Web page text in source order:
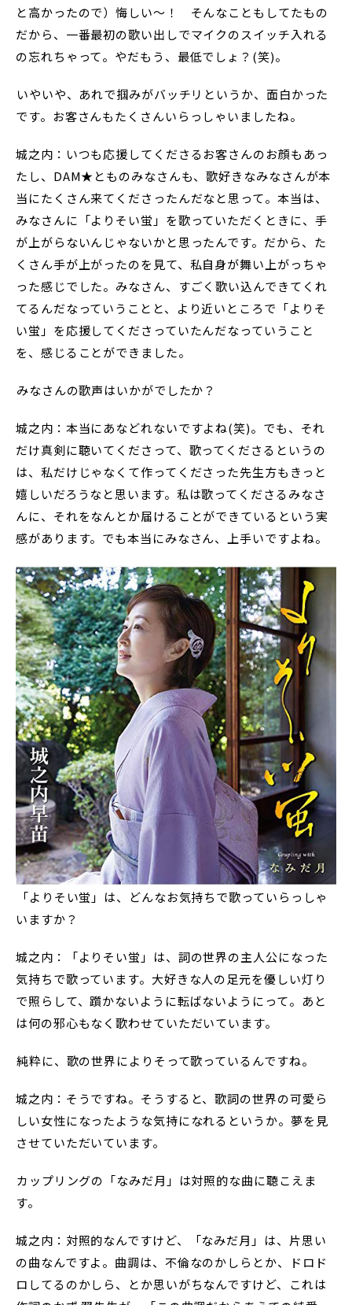
と高かったので）悔しい～！ そんなこともしてたもの
だから、一番最初の歌い出しでマイクのスイッチ入れる
の忘れちゃって。やだもう、最低でしょ？(笑)。
――いやいや、あれで掴みがバッチリというか、面白かった
です。お客さんもたくさんいらっしゃいましたね。
城之内：いつも応援してくださるお客さんのお顔もあっ
たし、DAM★とものみなさんも、歌好きなみなさんが本
当にたくさん来てくださったんだなと思って。本当は、
みなさんに「よりそい蛍」を歌っていただくときに、手
が上がらないんじゃないかと思ったんです。だから、た
くさん手が上がったのを見て、私自身が舞い上がっちゃ
った感じでした。みなさん、すごく歌い込んできてくれ
てるんだなっていうことと、より近いところで「よりそ
い蛍」を応援してくださっていたんだなっていうこと
を、感じることができました。
――みなさんの歌声はいかがでしたか？
城之内：本当にあなどれないですよね(笑)。でも、それ
だけ真剣に聴いてくださって、歌ってくださるというの
は、私だけじゃなくて作ってくださった先生方もきっと
嬉しいだろうなと思います。私は歌ってくださるみなさ
んに、それをなんとか届けることができているという実
感があります。でも本当にみなさん、上手いですよね。
――「よりそい蛍」は、どんなお気持ちで歌っていらっしゃ
いますか？
城之内：「よりそい蛍」は、詞の世界の主人公になった
気持ちで歌っています。大好きな人の足元を優しい灯り
で照らして、躓かないように転ばないようにって。あと
は何の邪心もなく歌わせていただいています。
――純粋に、歌の世界によりそって歌っているんですね。
城之内：そうですね。そうすると、歌詞の世界の可愛ら
しい女性になったような気持になれるというか。夢を見
させていただいています。
――カップリングの「なみだ月」は対照的な曲に聴こえま
す。
城之内：対照的なんですけど、「なみだ月」は、片思い
の曲なんですよ。曲調は、不倫なのかしらとか、ドロド
ロしてるのかしら、とか思いがちなんですけど、これは